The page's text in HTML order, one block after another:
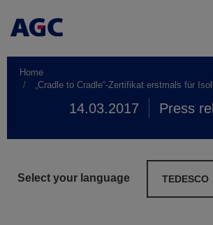
Home
„Cradle to Cradle“-Zertifikat erstmals für
14.03.2017 Press
Select your language TEDESCO